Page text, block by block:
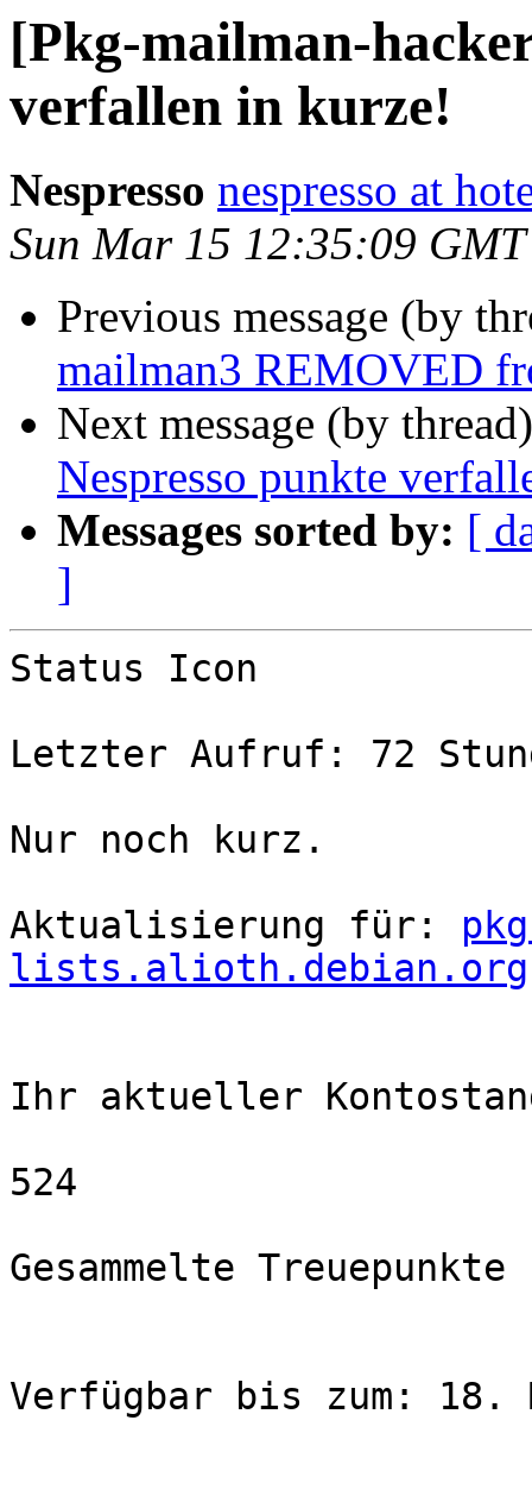
[Pkg-mailman-
verfallen in kurze!
Nespresso nespresso at
Sun Mar 15 12:35:09
Previous message (by
mailman3 REMOVED
Next message (by
Nespresso punkte
Messages sorted by: [
]
Status Icon
Letzter Aufruf: 72
Nur noch kurz.
Aktualisierung für:
lists.alioth.debian.org
Ihr aktueller
524
Gesammelte Treuepunkte
Verfügbar bis zum: 18.